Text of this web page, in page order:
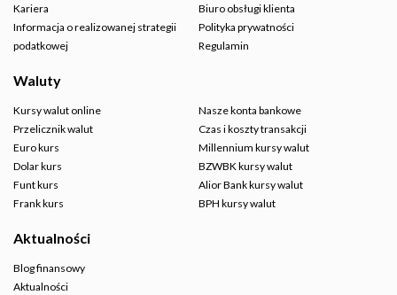
Kariera
Informacja o realizowanej strategii
podatkowej
Biuro obsługi klienta
Polityka prywatności
Regulamin
Waluty
Kursy walut online
Przelicznik walut
Euro kurs
Dolar kurs
Funt kurs
Frank kurs
Nasze konta bankowe
Czas i koszty transakcji
Millennium kursy walut
BZWBK kursy walut
Alior Bank kursy walut
BPH kursy walut
Aktualności
Blog finansowy
Aktualności